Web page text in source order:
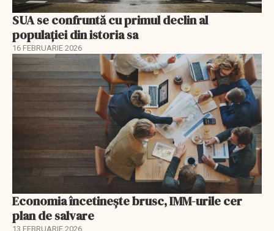
SUA se confruntă cu primul declin al
populației din istoria sa
16 FEBRUARIE 2026
Economia încetinește brusc, IMM-urile cer
plan de salvare
13 FEBRUARIE 2026